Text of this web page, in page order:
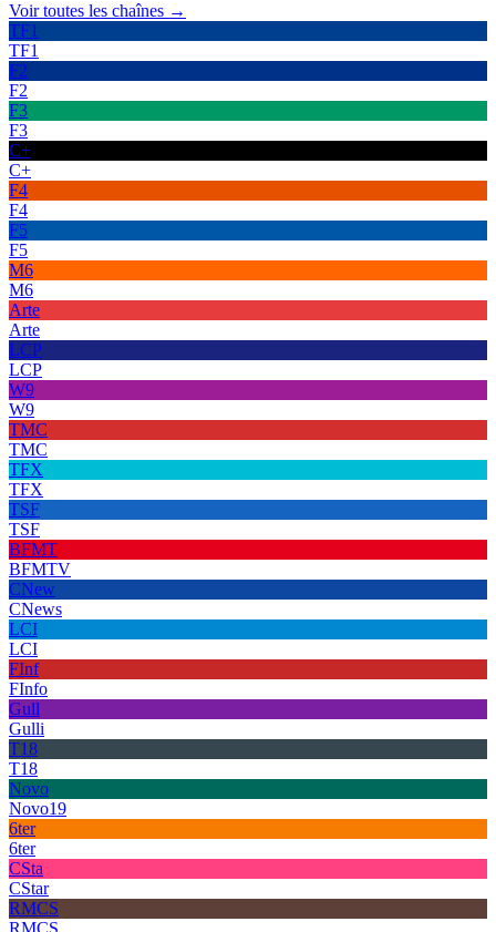
Voir toutes les chaînes →
TF1
TF1
F2
F2
F3
F3
C+
C+
F4
F4
F5
F5
M6
M6
Arte
Arte
LCP
LCP
W9
W9
TMC
TMC
TFX
TFX
TSF
TSF
BFMT
BFMTV
CNew
CNews
LCI
LCI
FInf
FInfo
Gull
Gulli
T18
T18
Novo
Novo19
6ter
6ter
CSta
CStar
RMCS